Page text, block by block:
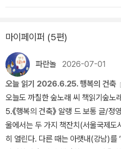
와 달리 삶은 논리가 이끌어가지 않
습관적인 행동이라는 관성의 지배를
인간의 조건이다. 이 때문에 우리에게
일이 개체로서 개인 각자에게 맡겨진
에 제대로 적응할 수 있는 이는 거의
것처럼 보이는 강박적이고 편집적인
하고 올바르게 준비할 수 있다. 인류
기 힘들 만큼 광대한 힘이 좌우하는,
ntinuities)의 세계다. 순다르반스를
1차 세계대전 이후 석탄 대신 석유를
마이페이퍼 (5편)
파란놀 2026-07-01
오늘 읽기 2026.6.25. 행복의 건축
오늘도 까칠한 숲노래 씨 책읽기숲
5.《행복의 건축》 알랭 드 보통 글/
울에서는 두 가지 책잔치(서울국제도
히 열린다. 다른 때는 아랫내(강남)를